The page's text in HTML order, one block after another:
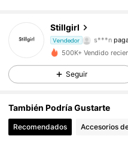
Stillgirl
Vendedor
s***n
21K
4,82
500K+ Vendido
Seguir
También Podría Gustarte
Recomendados Accesorios